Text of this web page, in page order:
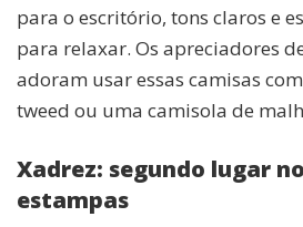
para o escritório, tons claros e
para relaxar. Os apreciadores
adoram usar essas camisas
tweed ou uma camisola de
Xadrez: segundo lugar
estampas